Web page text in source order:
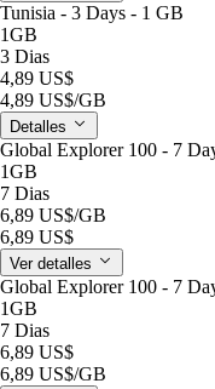
Tunisia - 3 Days - 1 GB
1GB
3 Dias
4,89 US$
4,89 US$/GB
Detalles
Global Explorer 100 - 7
1GB
7 Dias
6,89 US$/GB
6,89 US$
Ver detalles
Global Explorer 100 - 7
1GB
7 Dias
6,89 US$
6,89 US$/GB